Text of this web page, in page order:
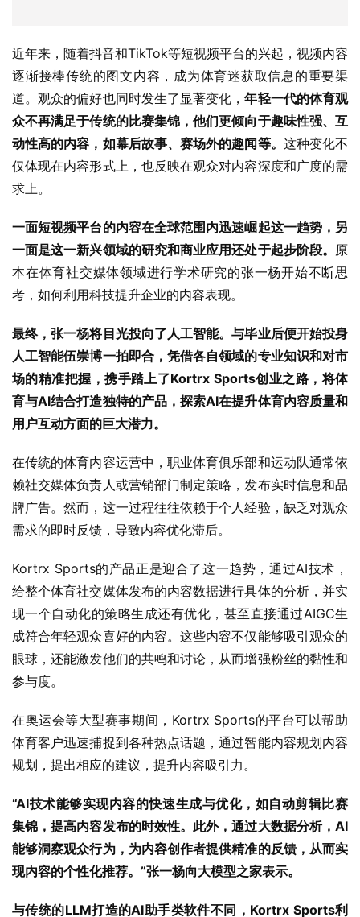
近年来，随着抖音和TikTok等短视频平台的兴起，视频内容
逐渐接棒传统的图文内容，成为体育迷获取信息的重要渠
道。观众的偏好也同时发生了显著变化，年轻一代的体育观
众不再满足于传统的比赛集锦，他们更倾向于趣味性强、互
动性高的内容，如幕后故事、赛场外的趣闻等。 这种变化不
仅体现在内容形式上，也反映在观众对内容深度和广度的需
求上。
一面短视频平台的内容在全球范围内迅速崛起这一趋势，另
一面是这一新兴领域的研究和商业应用还处于起步阶段。 原
本在体育社交媒体领域进行学术研究的张一杨开始不断思
考，如何利用科技提升企业的内容表现。
最终，张一杨将目光投向了人工智能。与毕业后便开始投身
人工智能伍崇博一拍即合，凭借各自领域的专业知识和对市
场的精准把握，携手踏上了Kortrx Sports创业之路，将体
育与AI结合打造独特的产品，探索AI在提升体育内容质量和
用户互动方面的巨大潜力。
在传统的体育内容运营中，职业体育俱乐部和运动队通常依
赖社交媒体负责人或营销部门制定策略，发布实时信息和品
牌广告。然而，这一过程往往依赖于个人经验，缺乏对观众
需求的即时反馈，导致内容优化滞后。
Kortrx Sports的产品正是迎合了这一趋势，通过AI技术，
给整个体育社交媒体发布的内容数据进行具体的分析，并实
现一个自动化的策略生成还有优化，甚至直接通过AIGC生
成符合年轻观众喜好的内容。这些内容不仅能够吸引观众的
眼球，还能激发他们的共鸣和讨论，从而增强粉丝的黏性和
参与度。
在奥运会等大型赛事期间，Kortrx Sports的平台可以帮助
体育客户迅速捕捉到各种热点话题，通过智能内容规划内容
规划，提出相应的建议，提升内容吸引力。
“AI技术能够实现内容的快速生成与优化，如自动剪辑比赛
集锦，提高内容发布的时效性。此外，通过大数据分析，AI
能够洞察观众行为，为内容创作者提供精准的反馈，从而实
现内容的个性化推荐。”张一杨向大模型之家表示。
与传统的LLM打造的AI助手类软件不同，Kortrx Sports利